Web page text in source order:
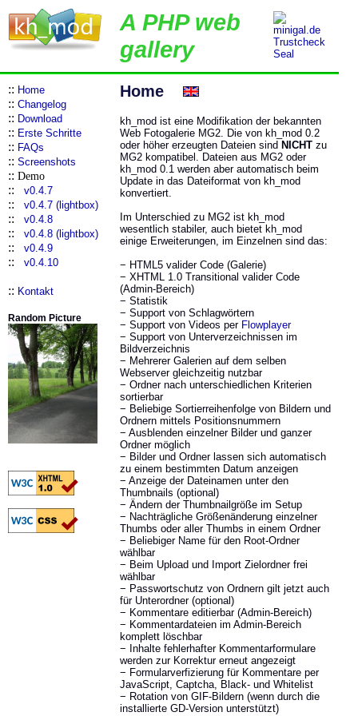
A PHP web
gallery
:: Home
:: Changelog
:: Download
:: Erste Schritte
:: FAQs
:: Screenshots
:: Demo
:: v0.4.7
:: v0.4.7 (lightbox)
:: v0.4.8
:: v0.4.8 (lightbox)
:: v0.4.9
:: v0.4.10
:: Kontakt
Random Picture
Home
kh_mod ist eine Modifikation der bekannten
Web Fotogalerie MG2. Die von kh_mod 0.2
oder höher erzeugten Dateien sind NICHT zu
MG2 kompatibel. Dateien aus MG2 oder
kh_mod 0.1 werden aber automatisch beim
Update in das Dateiformat von kh_mod
konvertiert.
Im Unterschied zu MG2 ist kh_mod
wesentlich stabiler, auch bietet kh_mod
einige Erweiterungen, im Einzelnen sind das:
− HTML5 valider Code (Galerie)
− XHTML 1.0 Transitional valider Code
(Admin-Bereich)
− Statistik
− Support von Schlagwörtern
− Support von Videos per Flowplayer
− Support von Unterverzeichnissen im
Bildverzeichnis
− Mehrerer Galerien auf dem selben
Webserver gleichzeitig nutzbar
− Ordner nach unterschiedlichen Kriterien
sortierbar
− Beliebige Sortierreihenfolge von Bildern und
Ordnern mittels Positionsnummern
− Ausblenden einzelner Bilder und ganzer
Ordner möglich
− Bilder und Ordner lassen sich automatisch
zu einem bestimmten Datum anzeigen
− Anzeige der Dateinamen unter den
Thumbnails (optional)
− Ändern der Thumbnailgröße im Setup
− Nachträgliche Größenänderung einzelner
Thumbs oder aller Thumbs in einem Ordner
− Beliebiger Name für den Root-Ordner
wählbar
− Beim Upload und Import Zielordner frei
wählbar
− Passwortschutz von Ordnern gilt jetzt auch
für Unterordner (optional)
− Kommentare editierbar (Admin-Bereich)
− Kommentardateien im Admin-Bereich
komplett löschbar
− Inhalte fehlerhafter Kommentarformulare
werden zur Korrektur erneut angezeigt
− Formularverfizierung für Kommentare per
JavaScript, Captcha, Black- und Whitelist
− Rotation von GIF-Bildern (wenn durch die
installierte GD-Version unterstützt)